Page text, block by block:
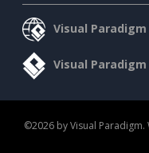
Visual Paradigm
Visual
©2026 by Visual